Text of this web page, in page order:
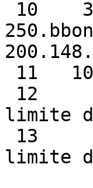
limite
limite